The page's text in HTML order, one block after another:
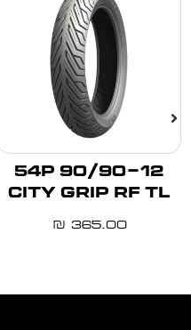
90/90-12 54P
CITY GRIP RF TL
365.00
₪